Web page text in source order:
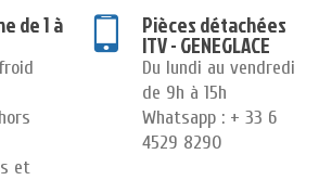
de 1 à
et
Pièces détachées
ITV - GENEGLACE
Du lundi au vendredi
de 9h à 15h
Whatsapp : + 33 6
4529 8290